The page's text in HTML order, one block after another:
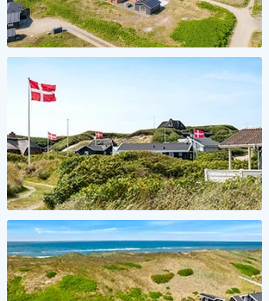
Ferienhaus 2028 reservieren
Unverbindlich reservieren, unvergesslich erleben
SAISON 2027
Für Meer Urlaubsvorfreude
Lieblingsferienhaus 2027 sichern!